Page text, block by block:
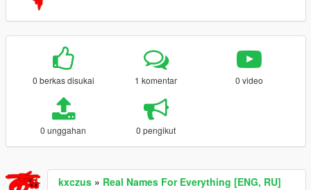
0 berkas disukai 1 komentar 0 video
0 unggahan 0 pengikut
kxczus » Real Names For Everything [ENG, RU]